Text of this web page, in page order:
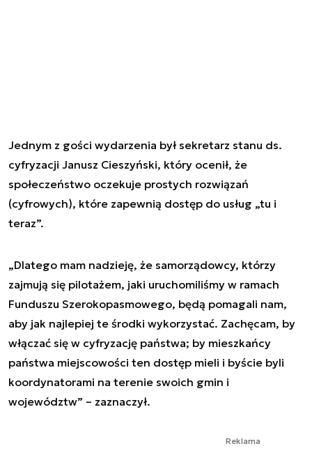
Jednym z gości wydarzenia był sekretarz stanu ds.
cyfryzacji Janusz Cieszyński, który ocenił, że
społeczeństwo oczekuje prostych rozwiązań
(cyfrowych), które zapewnią dostęp do usług „tu i
teraz”.
„Dlatego mam nadzieję, że samorządowcy, którzy
zajmują się pilotażem, jaki uruchomiliśmy w ramach
Funduszu Szerokopasmowego, będą pomagali nam,
aby jak najlepiej te środki wykorzystać. Zachęcam, by
włączać się w cyfryzację państwa; by mieszkańcy
państwa miejscowości ten dostęp mieli i byście byli
koordynatorami na terenie swoich gmin i
województw” – zaznaczył.
Reklama